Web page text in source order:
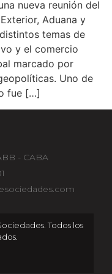
nueva reunión del
Aduana y
temas de
y el comercio
marcado por
Uno de
fue […]
- CABA
Todos los